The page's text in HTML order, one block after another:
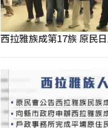
西拉雅族成第17族 原民